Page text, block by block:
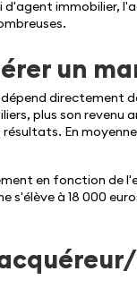
immobilier,
un
directement
plus son revenu
En
en fonction de
à 18 000